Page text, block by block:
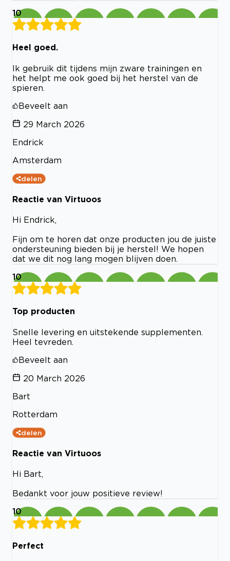
10
Heel goed.
Ik gebruik dit tijdens mijn zware trainingen en
het helpt me ook goed bij het herstel van de
spieren.
Beveelt aan
29 March 2026
Endrick
Amsterdam
delen
Reactie van Virtuoos
Hi Endrick,
Fijn om te horen dat onze producten jou de juiste
ondersteuning bieden bij je herstel! We hopen
dat we dit nog lang mogen blijven doen.
10
Top producten
Snelle levering en uitstekende supplementen.
Heel tevreden.
Beveelt aan
20 March 2026
Bart
Rotterdam
delen
Reactie van Virtuoos
Hi Bart,
Bedankt voor jouw positieve review!
10
Perfect